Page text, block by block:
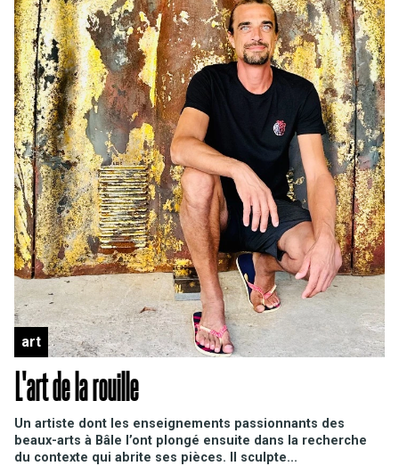
art
L'art de la rouille
Un artiste dont les enseignements passionnants des
beaux-arts à Bâle l’ont plongé ensuite dans la recherche
du contexte qui abrite ses pièces. Il sculpte...